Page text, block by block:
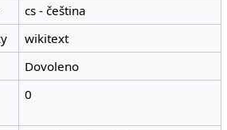
cs - čeština
wikitext
Dovoleno
0